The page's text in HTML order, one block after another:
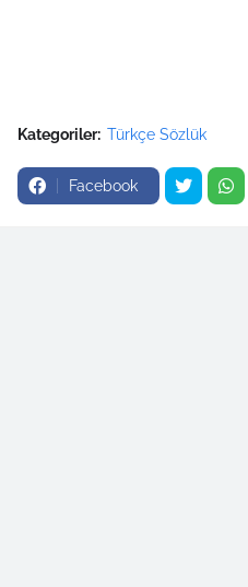
Kategoriler: Türkçe Sözlük
Facebook